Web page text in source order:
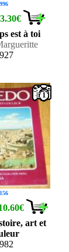
3.30€
est à toi
1
art et